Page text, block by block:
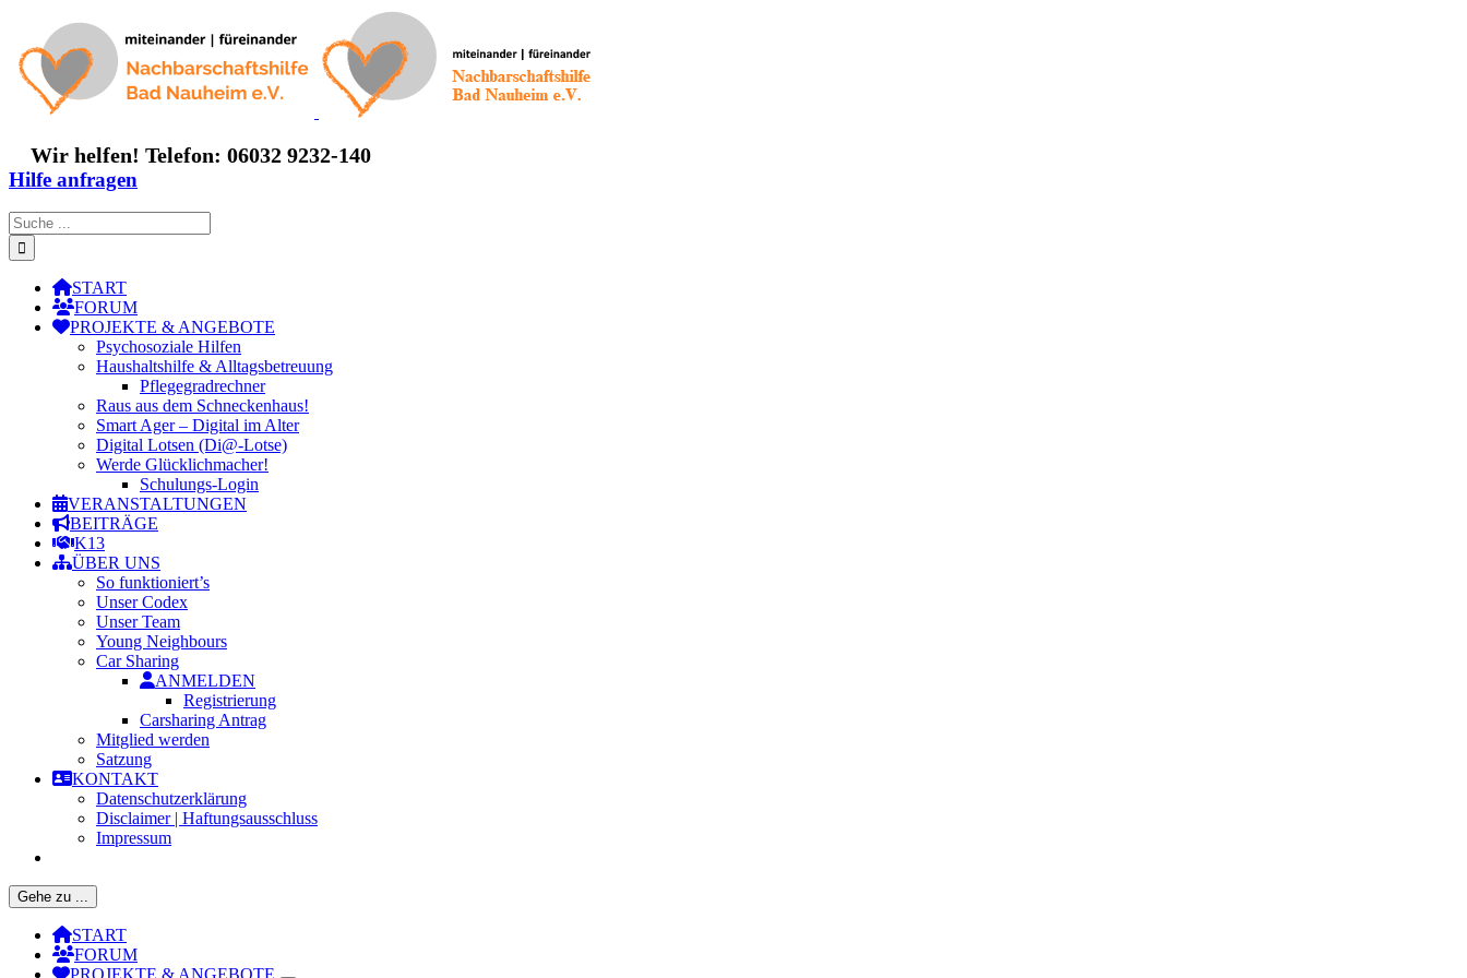
springen
Wir helfen! Telefon: 06032 9232-140
Hilfe anfragen
Suche
nach:
START
FORUM
PROJEKTE & ANGEBOTE
Psychosoziale Hilfen
Haushaltshilfe & Alltagsbetreuung
Pflegegradrechner
Raus aus dem Schneckenhaus!
Smart Ager – Digital im Alter
Digital Lotsen (Di@-Lotse)
Werde Glücklichmacher!
Schulungs-Login
VERANSTALTUNGEN
BEITRÄGE
K13
ÜBER UNS
So funktioniert’s
Unser Codex
Unser Team
Young Neighbours
Car Sharing
ANMELDEN
Registrierung
Carsharing Antrag
Mitglied werden
Satzung
KONTAKT
Datenschutzerklärung
Disclaimer | Haftungsausschluss
Impressum
Gehe zu ...
START
FORUM